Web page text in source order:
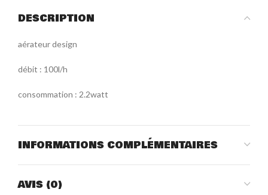
DESCRIPTION
aérateur design
débit : 100l/h
consommation : 2.2watt
INFORMATIONS COMPLÉMENTAIRES
AVIS (0)